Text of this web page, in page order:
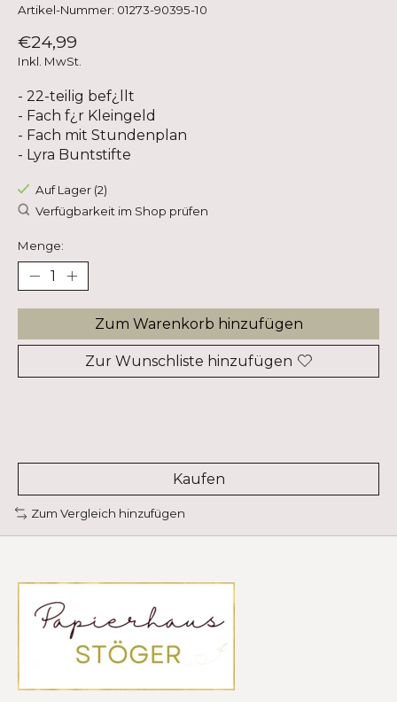
Artikel-Nummer: 01273-90395-10
€24,99
Inkl. MwSt.
- 22-teilig bef¿llt
- Fach f¿r Kleingeld
- Fach mit Stundenplan
- Lyra Buntstifte
Auf Lager (2)
Verfügbarkeit im Shop prüfen
Menge:
Zum Warenkorb hinzufügen
Zur Wunschliste hinzufügen
Kaufen
Zum Vergleich hinzufügen